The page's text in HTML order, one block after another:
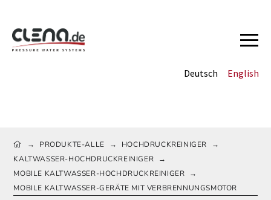
Deutsch English
HOME
→ PRODUKTE-ALLE → HOCHDRUCKREINIGER
→
KALTWASSER-HOCHDRUCKREINIGER
→
MOBILE KALTWASSER-HOCHDRUCKREINIGER
→
MOBILE KALTWASSER-GERÄTE MIT VERBRENNUNGSMOTOR